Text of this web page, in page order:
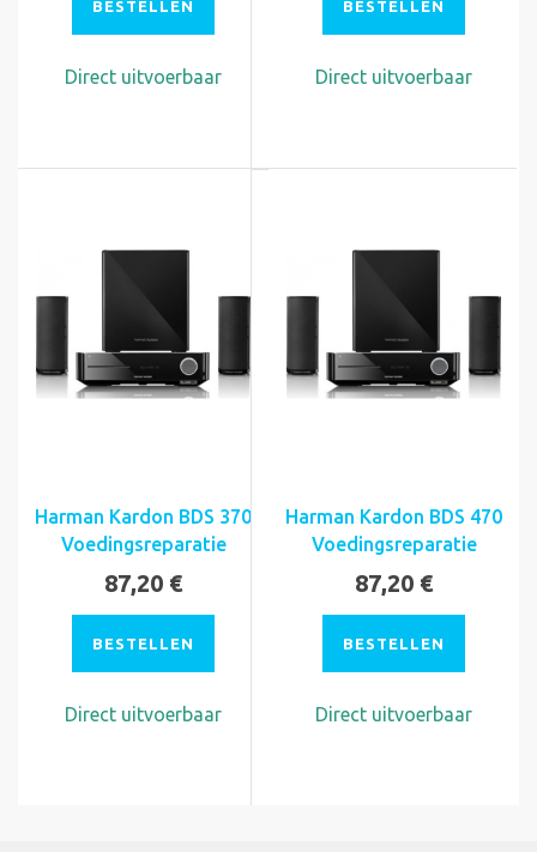
BESTELLEN
Direct uitvoerbaar
BESTELLEN
Direct uitvoerbaar
Harman Kardon BDS 370
Voedingsreparatie
87,20 €
BESTELLEN
Direct uitvoerbaar
Harman Kardon BDS 470
Voedingsreparatie
87,20 €
BESTELLEN
Direct uitvoerbaar